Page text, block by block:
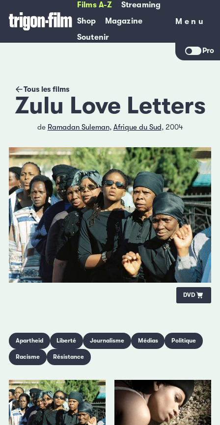
Films A-Z
Streaming
Shop
Magazine
Soutenir
Menu
Menu
Pro
Tous les films
Zulu Love Letters
de Ramadan Suleman, Afrique du Sud, 2004
DVD
Apartheid Liberté Journalisme Médias Politique
Racisme Résistance